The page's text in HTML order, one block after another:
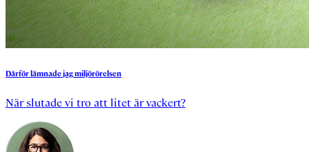
Därförlämnadejagmiljörörelsen
När slutade vi tro att litet är vackert?